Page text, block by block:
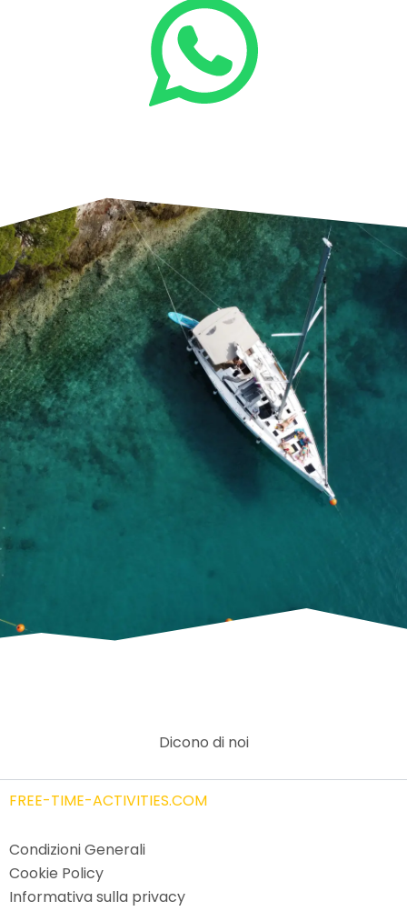
Dicono di noi
FREE-TIME-ACTIVITIES.COM
Condizioni Generali
Cookie Policy
Informativa sulla privacy